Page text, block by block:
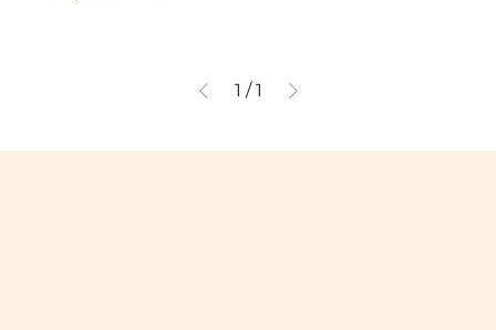
1 / 1